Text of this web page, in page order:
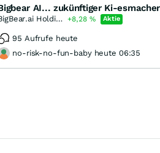
AI... zukünftiger Ki-
BigBear.ai Holdings +8,28% Aktie
95 Aufrufe heute
no-risk-no-fun-baby heute 06:35